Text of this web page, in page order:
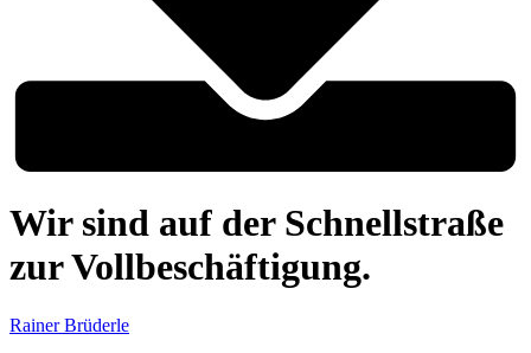
Wir sind auf der Schnellstraße
zur Vollbeschäftigung.
Rainer Brüderle